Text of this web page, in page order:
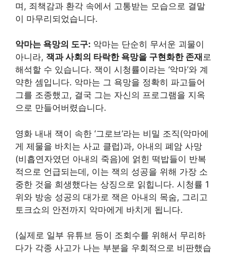
며, 죄책감과 환각 속에서 고통받는 모습으로 결말
이 마무리되었습니다.
악마는 욕망의 도구: 악마는 단순히 무서운 괴물이
아니라, 잭과 사회의 타락한 욕망을 구현화한 존재 로
해석할 수 있습니다. 잭이 시청률이라는 ‘악마’와 계
약한 셈입니다. 악마는 그 욕망을 정확히 파고들어
그를 조종했고, 결국 그는 자신의 프로그램을 지옥
으로 만들어버렸습니다.
영화 내내 잭이 속한 ‘그로브’라는 비밀 조직(악마에
게 제물을 바치는 사교 클럽)과, 아내의 폐암 사망
(비흡연자였던 아내의 죽음)에 얽힌 떡밥들이 반복
적으로 언급되는데, 이는 잭의 성공을 위해 가장 소
중한 것을 희생했다는 상징으로 읽힙니다. 시청률 1
위와 방송 성공의 대가로 잭은 아내의 목숨, 그리고
토크쇼의 안전까지 악마에게 바치게 됩니다.
(실제로 일부 유튜브 등이 조회수를 위해서 무리하
다가 각종 사고가 나는 부분을 우회적으로 비판했습